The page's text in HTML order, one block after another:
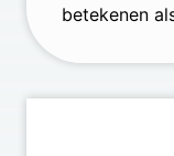
betekenen